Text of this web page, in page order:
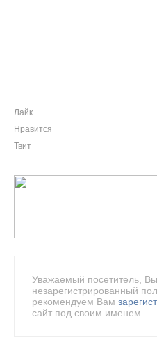
Лайк
Нравится
Твит
Уважаемый посетитель,
незарегистрированный
рекомендуем Вам
сайт под своим именем.